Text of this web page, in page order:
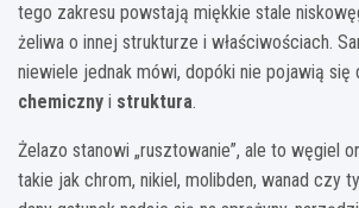
tego zakresu powstają miękkie stale
żeliwa o innej strukturze i właściwościach.
niewiele jednak mówi, dopóki nie pojawią się
chemiczny i struktura.
Żelazo stanowi „rusztowanie”, ale to węgiel
takie jak chrom, nikiel, molibden, wanad czy